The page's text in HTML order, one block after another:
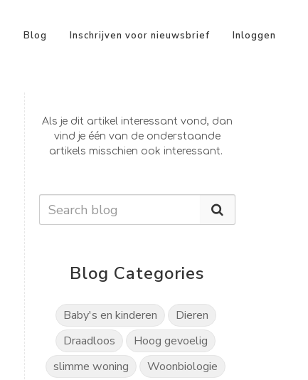
Blog Inschrijven voor nieuwsbrief Inloggen
Als je dit artikel interessant vond, dan
vind je één van de onderstaande
artikels misschien ook interessant.
Blog Categories
Baby's en kinderen
Dieren
Draadloos
Hoog gevoelig
slimme woning
Woonbiologie